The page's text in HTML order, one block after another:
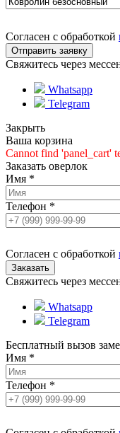
Согласен с обработкой
Свяжитесь через
Whatsapp
Telegram
Закрыть
Ваша корзина
Cannot find 'panel_cart'
Заказать оверлок
Имя *
Телефон *
Согласен с обработкой
Свяжитесь через
Whatsapp
Telegram
Бесплатный вызов
Имя *
Телефон *